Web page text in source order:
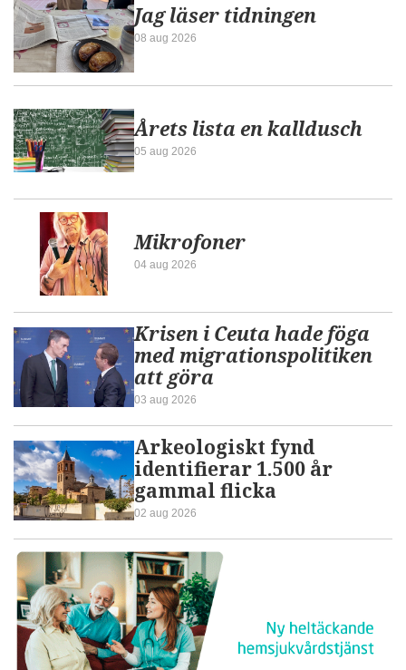
Jag läser tidningen
08 aug 2026
Årets lista en kalldusch
05 aug 2026
Mikrofoner
04 aug 2026
Krisen i Ceuta hade föga
med migrationspolitiken
att göra
03 aug 2026
Arkeologiskt fynd
identifierar 1.500 år
gammal flicka
02 aug 2026